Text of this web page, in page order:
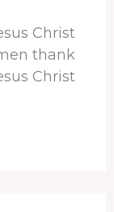
Christ
thank
Christ